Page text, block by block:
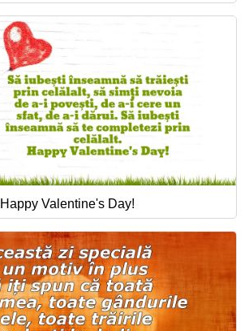
Happy Valentine's Day!